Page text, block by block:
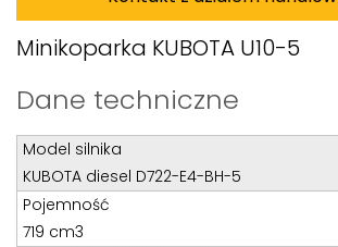
Damian Korkus
Specjalista d/s sprzedaż maszyn i
Tel: 32 275 32 26 wew. 20
Kom:+48 601 750 464
E-mail:
Minikoparka KUBOTA U10-5
Dane techniczne
Model silnika
KUBOTA diesel D722-E4-BH-5
Pojemność
719 cm3